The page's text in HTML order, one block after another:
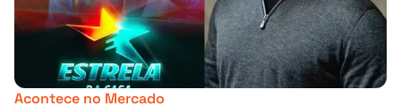
Acontece no Mercado